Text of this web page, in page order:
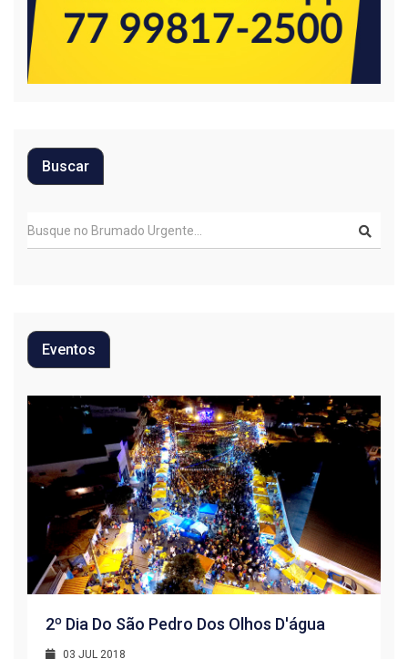
Buscar
Eventos
2º Dia Do São Pedro Dos Olhos D'água
03 JUL 2018